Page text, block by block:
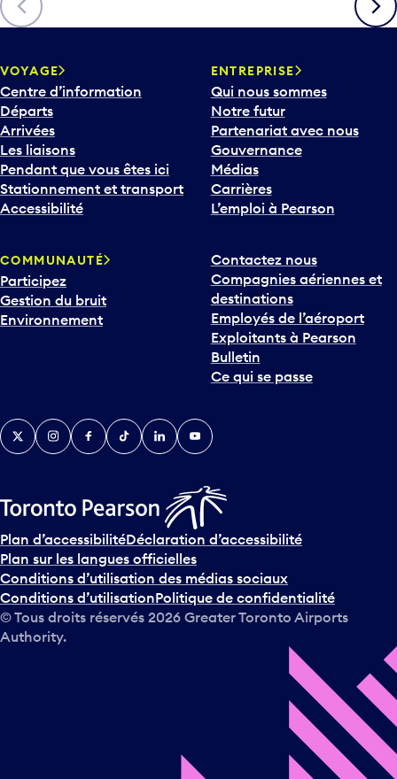
c
h
v
e
r
s
l
e
b
a
o
u
r
i
v
e
n
s
u
r
l
e
c
a
VOYAGE
Centre d’information
Départs
Arrivées
Les liaisons
Pendant que vous êtes ici
Stationnement et transport
Accessibilité
ENTREPRISE
Qui nous sommes
Notre futur
Partenariat avec nous
Gouvernance
Médias
Carrières
L’emploi à Pearson
COMMUNAUTÉ
Participez
Gestion du bruit
Environnement
Contactez nous
Compagnies aériennes et
destinations
Employés de l’aéroport
Exploitants à Pearson
Bulletin
Ce qui se passe
TwitterInstagramFacebook
TikTokLinkedInYouTube
Plan d’accessibilitéDéclaration d’accessibilité
Plan sur les langues officielles
Conditions d’utilisation des médias sociaux
Conditions d’utilisationPolitique de confidentialité
© Tous droits réservés 2026 Greater Toronto Airports
Authority.